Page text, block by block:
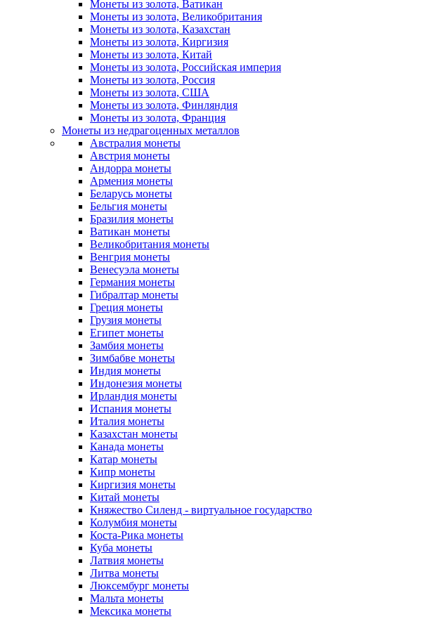
Монеты из золота, Ватикан
Монеты из золота, Великобритания
Монеты из золота, Казахстан
Монеты из золота, Киргизия
Монеты из золота, Китай
Монеты из золота, Российская империя
Монеты из золота, Россия
Монеты из золота, США
Монеты из золота, Финляндия
Монеты из золота, Франция
Монеты из недрагоценных металлов
Австралия монеты
Австрия монеты
Андорра монеты
Армения монеты
Беларусь монеты
Бельгия монеты
Бразилия монеты
Ватикан монеты
Великобритания монеты
Венгрия монеты
Венесуэла монеты
Германия монеты
Гибралтар монеты
Греция монеты
Грузия монеты
Египет монеты
Замбия монеты
Зимбабве монеты
Индия монеты
Индонезия монеты
Ирландия монеты
Испания монеты
Италия монеты
Казахстан монеты
Канада монеты
Катар монеты
Кипр монеты
Киргизия монеты
Китай монеты
Княжество Силенд - виртуальное государство
Колумбия монеты
Коста-Рика монеты
Куба монеты
Латвия монеты
Литва монеты
Люксембург монеты
Мальта монеты
Мексика монеты